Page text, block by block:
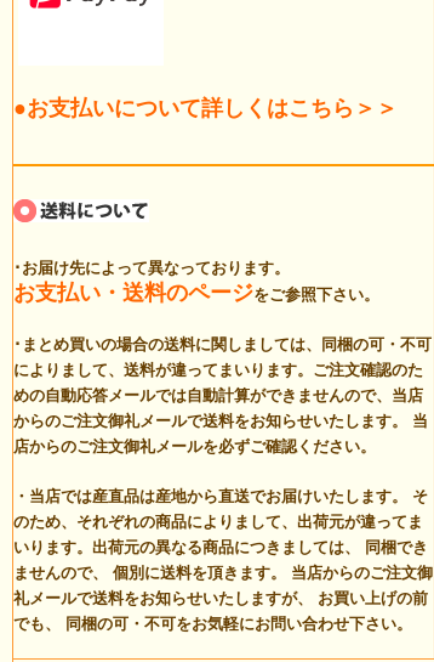
●お支払いについて詳しくはこちら＞＞
･お届け先によって異なっております。
お支払い・送料のページをご参照下さい。
･まとめ買いの場合の送料に関しましては、同梱の可・不可
によりまして、送料が違ってまいります。ご注文確認のた
めの自動応答メールでは自動計算ができませんので、当店
からのご注文御礼メールで送料をお知らせいたします。 当
店からのご注文御礼メールを必ずご確認ください。
・当店では産直品は産地から直送でお届けいたします。 そ
のため、それぞれの商品によりまして、出荷元が違ってま
いります。 出荷元の異なる商品につきましては、 同梱でき
ませんので、 個別に送料を頂きます。
当店からのご注文御
礼メールで送料をお知らせいたしますが、 お買い上げの前
でも、 同梱の可・不可をお気軽にお問い合わせ下さい。